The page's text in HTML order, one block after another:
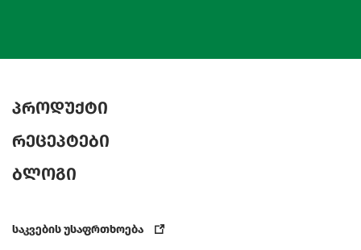
პროდუქტი
რეცეპტები
ბლოგი
საკვების უსაფრთხოება